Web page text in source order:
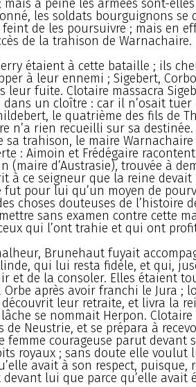
à peine les armées sont-
les soldats bourguignons se
feint de les poursuivre ; mais en
de la trahison de Warnachaire.
étaient à cette bataille ; ils
à leur ennemi ; Sigebert,
leur fuite. Clotaire massacra
dans un cloître : car il n’osait
le quatrième des fils de
n’a rien recueilli sur sa destinée.
sa trahison, le maire
: Aimoin et Frédégaire
(maire d’Austrasie), trouvée à
à ce seigneur que la reine
pour lui qu’un moyen de
choses douteuses de l’histoire
sans examen contre cette
qui l’ont trahie et qui ont
Brunehaut fuyait
qui lui resta fidèle, et qui,
et de la consoler. Elles étaient
Orbe après avoir franchi le Jura ;
découvrit leur retraite, et livra la
se nommait Herpon.
de Neustrie, et se prépara à
femme courageuse parut devant
royaux ; sans doute elle voulut
avait à son respect, puisque,
devant lui que parce qu’elle avait